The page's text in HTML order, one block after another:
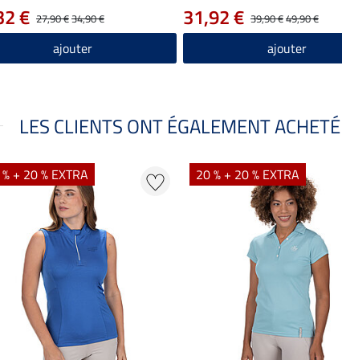
27,90 €34,90 €
€
ajouter
39,90 €49,90 €
31,92 €
ajouter
LES CLIENTS ONT ÉGALEMENT ACHETÉ
+ 20 % EXTRA 20 % + 20 % EXTRA